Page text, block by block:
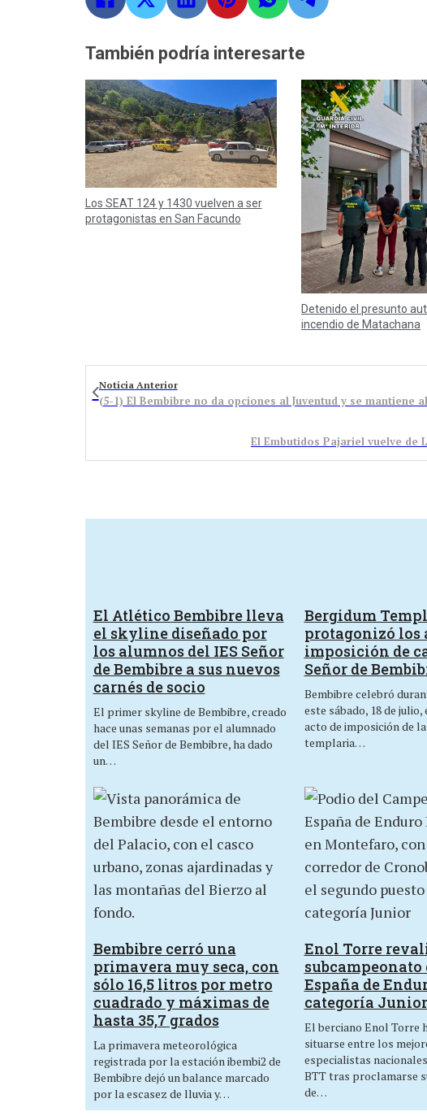
También podría interesarte
Los SEAT 124 y 1430 vuelven a ser
protagonistas en San Facundo
Detenido el presunto
incendio de Matachana
Noticia Anterior
(5-1) El Bembibre no da opciones al Juventud y se mantiene
El Embutidos Pajariel vuelve de
El Atlético Bembibre lleva
el skyline diseñado por
los alumnos del IES Señor
de Bembibre a sus nuevos
carnés de socio
El primer skyline de Bembibre, creado
hace unas semanas por el alumnado
del IES Señor de Bembibre, ha dado
un…
Bergidum
protagonizó los
imposición de
Señor de
Bembibre celebró
este sábado, 18 de
acto de imposición de
templaria…
Bembibre cerró una
primavera muy seca, con
sólo 16,5 litros por metro
cuadrado y máximas de
hasta 35,7 grados
La primavera meteorológica
registrada por la estación ibembi2 de
Bembibre dejó un balance marcado
por la escasez de lluvia y…
Enol Torre
subcampeonato
España de
categoría Junior
El berciano Enol Torre
situarse entre los
especialistas
BTT tras proclamarse
de…